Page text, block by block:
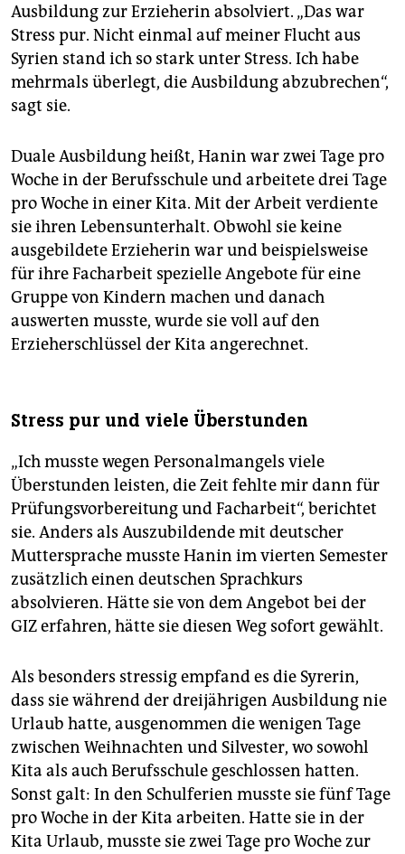
Ausbildung zur Erzieherin absolviert. „Das war
Stress pur. Nicht einmal auf meiner Flucht aus
Syrien stand ich so stark unter Stress. Ich habe
mehrmals überlegt, die Ausbildung abzubrechen“,
sagt sie.
Duale Ausbildung heißt, Hanin war zwei Tage pro
Woche in der Berufsschule und arbeitete drei Tage
pro Woche in einer Kita. Mit der Arbeit verdiente
sie ihren Lebensunterhalt. Obwohl sie keine
ausgebildete Erzieherin war und beispielsweise
für ihre Facharbeit spezielle Angebote für eine
Gruppe von Kindern machen und danach
auswerten musste, wurde sie voll auf den
Erzieherschlüssel der Kita angerechnet.
Stress pur und viele Überstunden
„Ich musste wegen Personalmangels viele
Überstunden leisten, die Zeit fehlte mir dann für
Prüfungsvorbereitung und Facharbeit“, berichtet
sie. Anders als Auszubildende mit deutscher
Muttersprache musste Hanin im vierten Semester
zusätzlich einen deutschen Sprachkurs
absolvieren. Hätte sie von dem Angebot bei der
GIZ erfahren, hätte sie diesen Weg sofort gewählt.
Als besonders stressig empfand es die Syrerin,
dass sie während der dreijährigen Ausbildung nie
Urlaub hatte, ausgenommen die wenigen Tage
zwischen Weihnachten und Silvester, wo sowohl
Kita als auch Berufsschule geschlossen hatten.
Sonst galt: In den Schulferien musste sie fünf Tage
pro Woche in der Kita arbeiten. Hatte sie in der
Kita Urlaub, musste sie zwei Tage pro Woche zur